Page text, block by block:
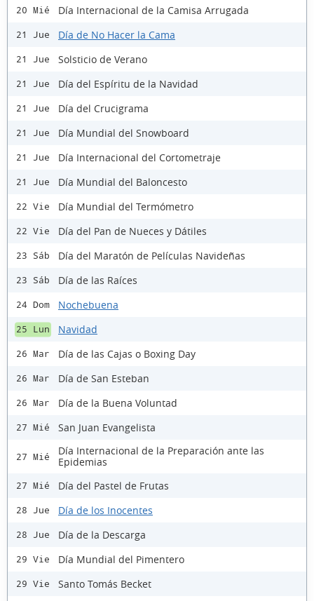
20 Mié Día Internacional de la Camisa Arrugada
21 Jue Día de No Hacer la Cama
21 Jue Solsticio de Verano
21 Jue Día del Espíritu de la Navidad
21 Jue Día del Crucigrama
21 Jue Día Mundial del Snowboard
21 Jue Día Internacional del Cortometraje
21 Jue Día Mundial del Baloncesto
22 Vie Día Mundial del Termómetro
22 Vie Día del Pan de Nueces y Dátiles
23 Sáb Día del Maratón de Películas Navideñas
23 Sáb Día de las Raíces
24 Dom Nochebuena
25 Lun Navidad
26 Mar Día de las Cajas o Boxing Day
26 Mar Día de San Esteban
26 Mar Día de la Buena Voluntad
27 Mié San Juan Evangelista
27 Mié
Día Internacional de la Preparación ante las
Epidemias
27 Mié Día del Pastel de Frutas
28 Jue Día de los Inocentes
28 Jue Día de la Descarga
29 Vie Día Mundial del Pimentero
29 Vie Santo Tomás Becket